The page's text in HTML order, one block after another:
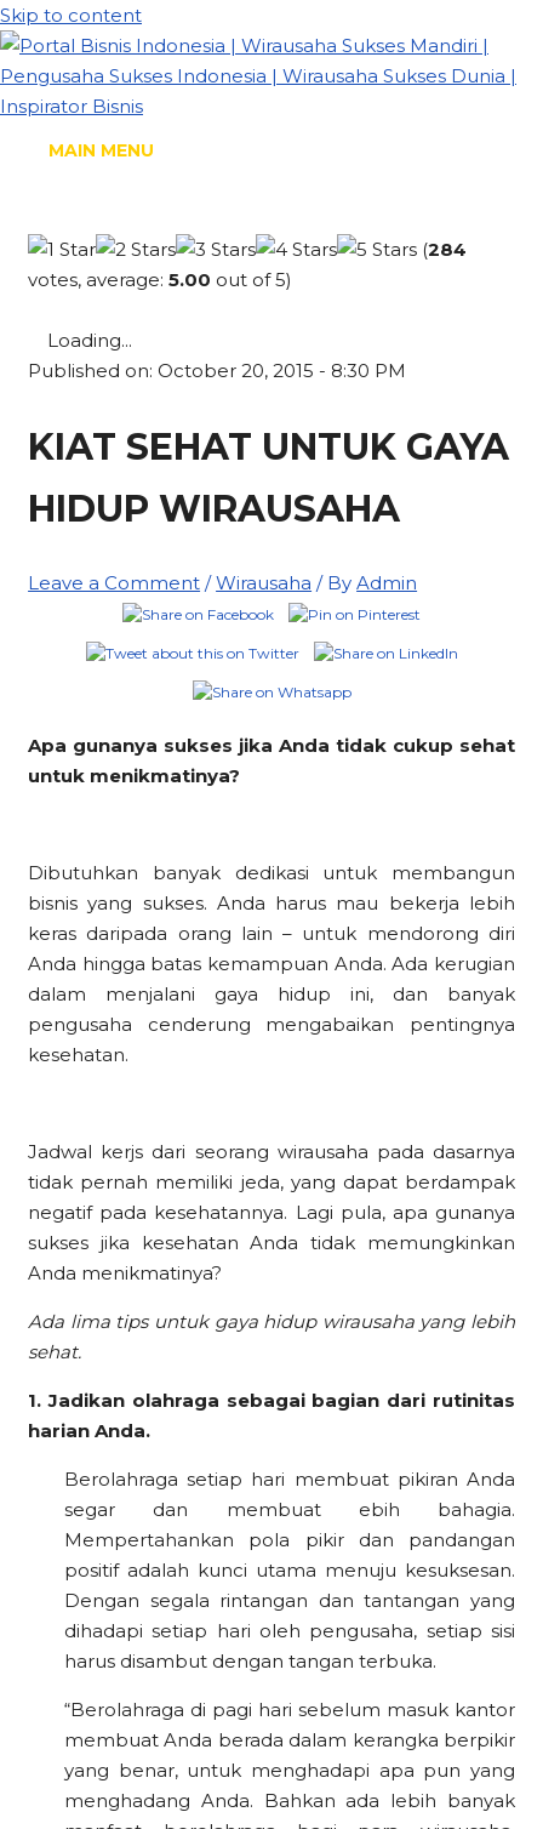
Skip to content
MAIN MENU
(284
votes, average:5.00 out of 5)
Loading...
Published on: October 20, 2015 - 8:30 PM
KIAT SEHAT UNTUK GAYA
HIDUP WIRAUSAHA
Leave a Comment /Wirausaha / ByAdmin
Apa gunanya sukses jika Anda tidak cukup sehat
untuk menikmatinya?
Dibutuhkan banyak dedikasi untuk membangun
bisnis yang sukses. Anda harus mau bekerja lebih
keras daripada orang lain – untuk mendorong diri
Anda hingga batas kemampuan Anda. Ada kerugian
dalam menjalani gaya hidup ini, dan banyak
pengusaha cenderung mengabaikan pentingnya
kesehatan.
Jadwal kerjs dari seorang wirausaha pada dasarnya
tidak pernah memiliki jeda, yang dapat berdampak
negatif pada kesehatannya. Lagi pula, apa gunanya
sukses jika kesehatan Anda tidak memungkinkan
Anda menikmatinya?
Ada lima tips untuk gaya hidup wirausaha yang lebih
sehat.
1. Jadikan olahraga sebagai bagian dari rutinitas
harian Anda.
Berolahraga setiap hari membuat pikiran Anda
segar dan membuat ebih bahagia.
Mempertahankan pola pikir dan pandangan
positif adalah kunci utama menuju kesuksesan.
Dengan segala rintangan dan tantangan yang
dihadapi setiap hari oleh pengusaha, setiap sisi
harus disambut dengan tangan terbuka.
“Berolahraga di pagi hari sebelum masuk kantor
membuat Anda berada dalam kerangka berpikir
yang benar, untuk menghadapi apa pun yang
menghadang Anda. Bahkan ada lebih banyak